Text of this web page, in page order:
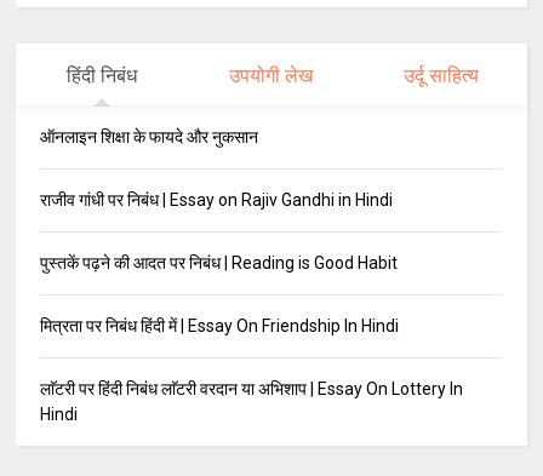
हिंदी निबंध उपयोगी लेख उर्दू साहित्य
ऑनलाइन शिक्षा के फायदे और नुकसान
राजीव गांधी पर निबंध | Essay on Rajiv Gandhi in Hindi
पुस्तकें पढ़ने की आदत पर निबंध | Reading is Good Habit
मित्रता पर निबंध हिंदी में | Essay On Friendship In Hindi
लाॅटरी पर हिंदी निबंध लाॅटरी वरदान या अभिशाप | Essay On Lottery In
Hindi